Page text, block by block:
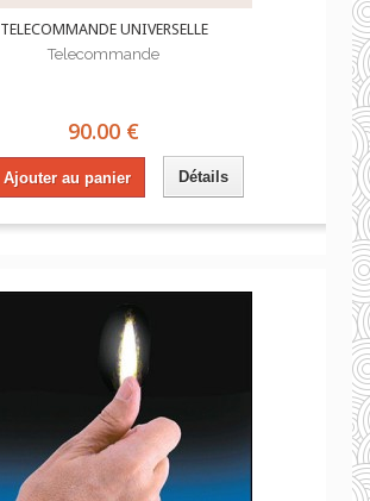
TELECOMMANDE UNIVERSELLE
Telecommande
90.00 €
Ajouter au panier Détails